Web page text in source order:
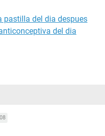
pastilla del dia despues
del dia